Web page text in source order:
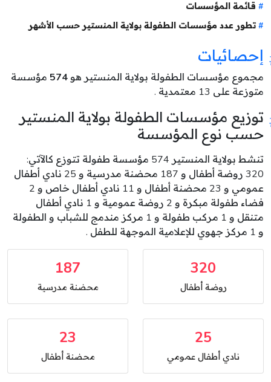
قائمة المؤسسات
تطور عدد مؤسسات الطفولة بولاية المنستير حسب الأشهر
إحصائيات
مجموع مؤسسات الطفولة بولاية المنستير هو 574 مؤسسة
متوزعة على 13 معتمدية .
توزيع مؤسسات الطفولة بولاية المنستير
حسب نوع المؤسسة
تنشط بولاية المنستير 574 مؤسسة طفولة تتوزع كالآتي:
320 روضة أطفال و 187 محضنة مدرسية و 25 نادي أطفال
عمومي و 23 محضنة أطفال و 11 نادي أطفال خاص و 2
فضاء طفولة مبكرة و 2 روضة عمومية و 1 نادي أطفال
متنقل و 1 مركب طفولة و 1 مركز مندمج للشباب و الطفولة
و 1 مركز جهوي للإعلامية الموجهة للطفل .
320
روضة أطفال
187
محضنة مدرسية
25
نادي أطفال عمومي
23
محضنة أطفال